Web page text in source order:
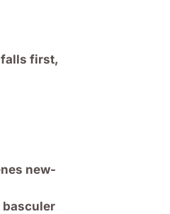
first,
new-
basculer